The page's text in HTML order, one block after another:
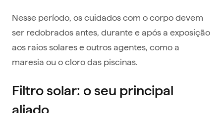
Nesse período, os cuidados com o corpo devem
ser redobrados antes, durante e após a exposição
aos raios solares e outros agentes, como a
maresia ou o cloro das piscinas.
Filtro solar: o seu principal
aliado